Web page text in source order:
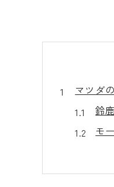
マツダ
鈴
モ
地